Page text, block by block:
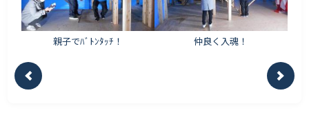
親子でﾊﾞﾄﾝﾀｯﾁ！ 仲良く入魂！